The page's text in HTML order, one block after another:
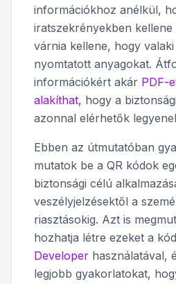
információkhoz anélkül,
iratszekrényekben kellene
várnia kellene, hogy valaki
nyomtatott anyagokat.
információkért akár PDF-
alakíthat, hogy a
azonnal elérhetők
Ebben az útmutatóban
mutatok be a QR kódok
biztonsági célú
veszélyjelzésektől a
riasztásokig. Azt is
hozhatja létre ezeket a
Developer használatával,
legjobb gyakorlatokat,